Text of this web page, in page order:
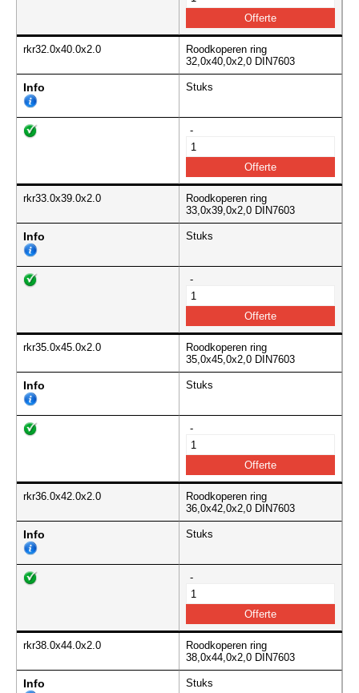
rkr32.0x40.0x2.0
Roodkoperen ring
32,0x40,0x2,0 DIN7603
Info Stuks
-
rkr33.0x39.0x2.0
Roodkoperen ring
33,0x39,0x2,0 DIN7603
Info Stuks
-
rkr35.0x45.0x2.0
Roodkoperen ring
35,0x45,0x2,0 DIN7603
Info Stuks
-
rkr36.0x42.0x2.0
Roodkoperen ring
36,0x42,0x2,0 DIN7603
Info Stuks
-
rkr38.0x44.0x2.0
Roodkoperen ring
38,0x44,0x2,0 DIN7603
Info Stuks